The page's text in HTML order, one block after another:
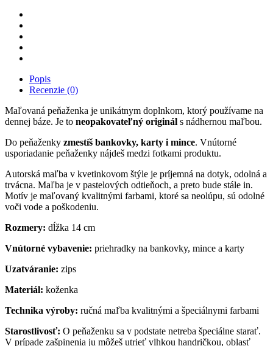
Popis
Recenzie (0)
Maľovaná peňaženka je unikátnym doplnkom, ktorý používame na
dennej báze. Je to neopakovateľný originál s nádhernou maľbou.
Do peňaženky zmestíš bankovky, karty i mince. Vnútorné
usporiadanie peňaženky nájdeš medzi fotkami produktu.
Autorská maľba v kvetinkovom štýle je príjemná na dotyk, odolná a
trvácna. Maľba je v pastelových odtieňoch, a preto bude stále in.
Motív je maľovaný kvalitnými farbami, ktoré sa neolúpu, sú odolné
voči vode a poškodeniu.
Rozmery: dĺžka 14 cm
Vnútorné vybavenie: priehradky na bankovky, mince a karty
Uzatváranie: zips
Materiál: koženka
Technika výroby: ručná maľba kvalitnými a špeciálnymi farbami
Starostlivosť: O peňaženku sa v podstate netreba špeciálne starať.
V prípade zašpinenia ju môžeš utrieť vlhkou handričkou, oblasť